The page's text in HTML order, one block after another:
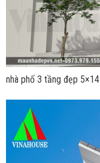
nhà phố 3 tầng đẹp 5×14